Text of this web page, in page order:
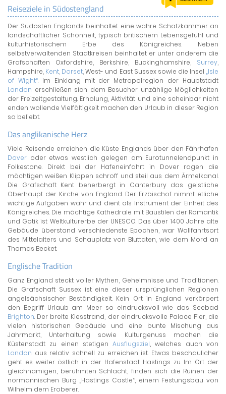
LAND & LEUTE
LERNCENTER
ENGLISCH
ENGLAND ZUHAUSE
BRITISH SHOP
Reiseziele in Südostengland
Der Südosten Englands beinhaltet eine wahre Schatzkammer an
landschaftlicher Schönheit, typisch britischem Lebensgefühl und
kulturhistorischem Erbe des Königreiches. Neben
selbstverwaltenden Stadtkreisen beinhaltet er unter anderem die
Grafschaften Oxfordshire, Berkshire, Buckinghamshire, Surrey,
Hampshire, Kent, Dorset, West- und East Sussex sowie die Insel „Isle
of Wight“. Im Einklang mit der Metropolregion der Hauptstadt
London erschließen sich dem Besucher unzählige Möglichkeiten
der Freizeitgestaltung. Erholung, Aktivität und eine scheinbar nicht
enden wollende Vielfältigkeit machen den Urlaub in dieser Region
so beliebt.
Das anglikanische Herz
Viele Reisende erreichen die Küste Englands über den Fährhafen
Dover oder etwas westlich gelegen am Eurotunnelendpunkt in
Folkestone. Direkt bei der Hafeneinfahrt in Dover ragen die
mächtigen weißen Klippen schroff und steil aus dem Ärmelkanal.
Die Grafschaft Kent beherbergt in Canterbury das geistliche
Oberhaupt der Kirche von England. Der Erzbischof nimmt etliche
wichtige Aufgaben wahr und dient als Instrument der Einheit des
Königreiches. Die mächtige Kathedrale mit Baustilen der Romantik
und Gotik ist Weltkulturerbe der UNESCO. Das über 1400 Jahre alte
Gebäude überstand verschiedenste Epochen, war Wallfahrtsort
des Mittelalters und Schauplatz von Bluttaten, wie dem Mord an
Thomas Becket.
Englische Tradition
Ganz England steckt voller Mythen, Geheimnisse und Traditionen.
Die Grafschaft Sussex ist eine dieser ursprünglichen Regionen
angelsächsischer Beständigkeit. Kein Ort in England verkörpert
den Begriff Urlaub am Meer so eindrucksvoll wie das Seebad
Brighton. Der breite Kiesstrand, der eindrucksvolle Palace Pier, die
vielen historischen Gebäude und eine bunte Mischung aus
Jahrmarkt, Unterhaltung sowie Kulturgenuss machen die
Küstenstadt zu einen stetigenAusflugsziel, welches auch von
London aus relativ schnell zu erreichen ist. Etwas beschaulicher
geht es weiter östlich in der Hafenstadt Hastings zu. Im Ort der
gleichnamigen, berühmten Schlacht, finden sich die Ruinen der
normannischen Burg „Hastings Castle“, einem Festungsbau von
Wilhelm dem Eroberer.